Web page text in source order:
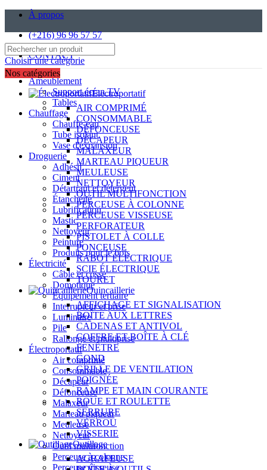
À propos
(+216) 96 96 57 57
CONTACT
Choisir une catégorie
Ameublement
Support écran TV
Tables
Chauffage
Chauffe-eau
Tube isolant
Vase d'expansion
Droguerie
Adhésif
Ciment
Détartrant et détergent
Étanchéité
Lubrification
Mastic
Nettoyeur
Peinture
Produits pour le bois
Électricité
Câble et cosse
Domotique
Équipement tertiaire
Interrupteur et prise
Luminaire
Pile
Rallonge et multiprise
Électroportatif
Air comprimé
Consommable
Décapeur
Défonceuse
Malaxeur
Marteau piqueur
Meuleuse
Nettoyeur
Outil multifonction
Perceuse à colonne
Perceuse visseuse
Nos catégories
Électroportatif
AIR COMPRIMÉ
CONSOMMABLE
DÉFONCEUSE
DÉCAPEUR
MALAXEUR
MARTEAU PIQUEUR
MEULEUSE
NETTOYEUR
OUTIL MULTIFONCTION
PERCEUSE À COLONNE
PERCEUSE VISSEUSE
PERFORATEUR
PISTOLET À COLLE
PONCEUSE
RABOT ÉLECTRIQUE
SCIE ÉLECTRIQUE
TOURET
Quincaillerie
AFFICHAGE ET SIGNALISATION
BOÎTE AUX LETTRES
CADENAS ET ANTIVOL
COFFRE ET BOÎTE À CLÉ
FENÊTRE
GOND
GRILLE DE VENTILATION
POIGNÉE
RAMPE ET MAIN COURANTE
ROUE ET ROULETTE
SERRURE
VERROU
VISSERIE
Outillage
AGRAFEUSE